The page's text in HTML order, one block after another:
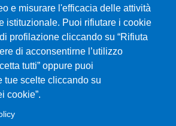
e misurare l'efficacia delle attività
istituzionale. Puoi rifiutare i cookie
profilazione cliccando su “Rifiuta
di acconsentirne l’utilizzo
tutti” oppure puoi
tue scelte cliccando su
cookie”.
e DSA